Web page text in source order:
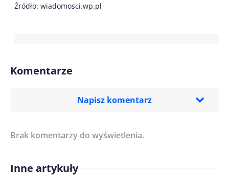
Źródło: wiadomosci.wp.pl
Komentarze
Napisz komentarz
Treść komentarza*
Imię/ Nick*
Brak komentarzy do wyświetlenia.
Inne artykuły